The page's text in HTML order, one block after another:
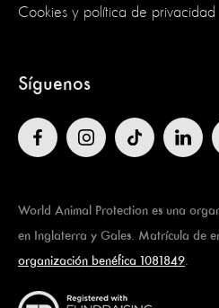
Cookies y política de privacidad
Síguenos
World Animal Protection es una
en Inglaterra y Gales. Matrícula de
organización benéfica 1081849